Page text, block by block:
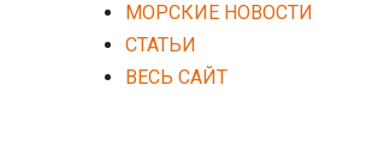
МОРСКИЕ НОВОСТИ
СТАТЬИ
ВЕСЬ САЙТ